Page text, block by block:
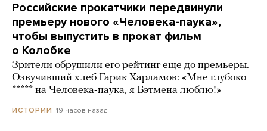
Российские прокатчики передвинули
премьеру нового «Человека-паука»,
чтобы выпустить в прокат фильм
о Колобке
Зрители обрушили его рейтинг еще до премьеры.
Озвучивший хлеб Гарик Харламов: «Мне глубоко
***** на Человека-паука, я Бэтмена люблю!»
ИСТОРИИ 19 часов назад